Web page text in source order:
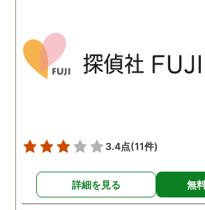
3.4点(11件)
詳細を見る 無